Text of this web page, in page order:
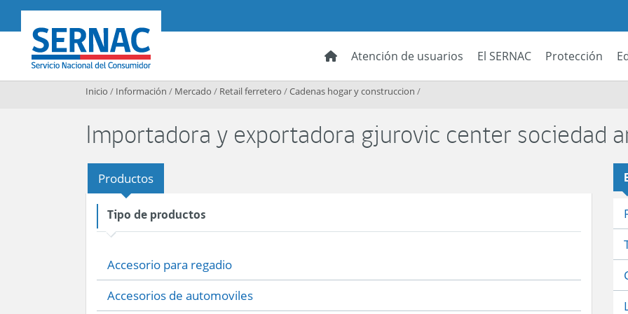
SERNAC
Atención de usuarios El SERNAC Protección
Inicio / Información / Mercado / Retail ferretero /Cadenas hogar y construccion /
Importadora y exportadora gjurovic center sociedad
Productos
Tipo de productos
Accesorio para regadio
Accesorios de automoviles